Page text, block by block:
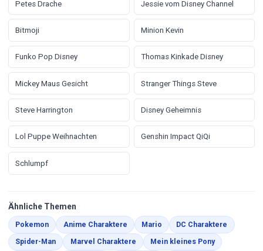
Petes Drache Jessie vom Disney Channel
Bitmoji Minion Kevin
Funko Pop Disney Thomas Kinkade Disney
Mickey Maus Gesicht Stranger Things Steve
Steve Harrington Disney Geheimnis
Lol Puppe Weihnachten Genshin Impact QiQi
Schlumpf
Ähnliche Themen
PokemonMalvorlagen
Anime CharaktereMalvorlagen
MarioMalvorlagen
DC Charaktere
Spider-ManMalvorlagen
Marvel CharaktereMalvorlagen
Mein kleines PonyMalvorlagen